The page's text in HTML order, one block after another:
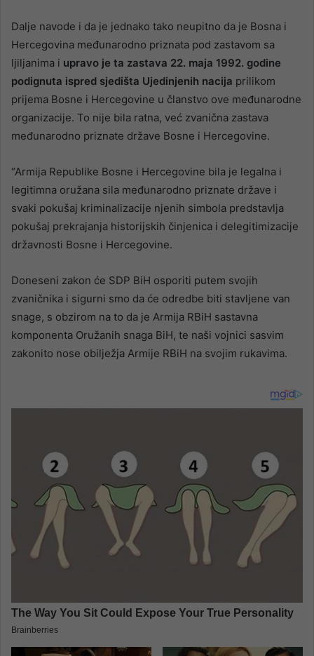
Dalje navode i da je jednako tako neupitno da je Bosna i
Hercegovina međunarodno priznata pod zastavom sa
ljiljanima i upravo je ta zastava 22. maja 1992. godine
podignuta ispred sjedišta Ujedinjenih nacija prilikom
prijema Bosne i Hercegovine u članstvo ove međunarodne
organizacije. To nije bila ratna, već zvanična zastava
međunarodno priznate države Bosne i Hercegovine.
“Armija Republike Bosne i Hercegovine bila je legalna i
legitimna oružana sila međunarodno priznate države i
svaki pokušaj kriminalizacije njenih simbola predstavlja
pokušaj prekrajanja historijskih činjenica i delegitimizacije
državnosti Bosne i Hercegovine.
Doneseni zakon će SDP BiH osporiti putem svojih
zvaničnika i sigurni smo da će odredbe biti stavljene van
snage, s obzirom na to da je Armija RBiH sastavna
komponenta Oružanih snaga BiH, te naši vojnici sasvim
zakonito nose obilježja Armije RBiH na svojim rukavima.